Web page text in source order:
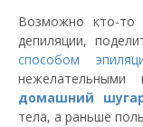
Возможно кто-то
депиляции,
способом
домашний
тела, а раньше